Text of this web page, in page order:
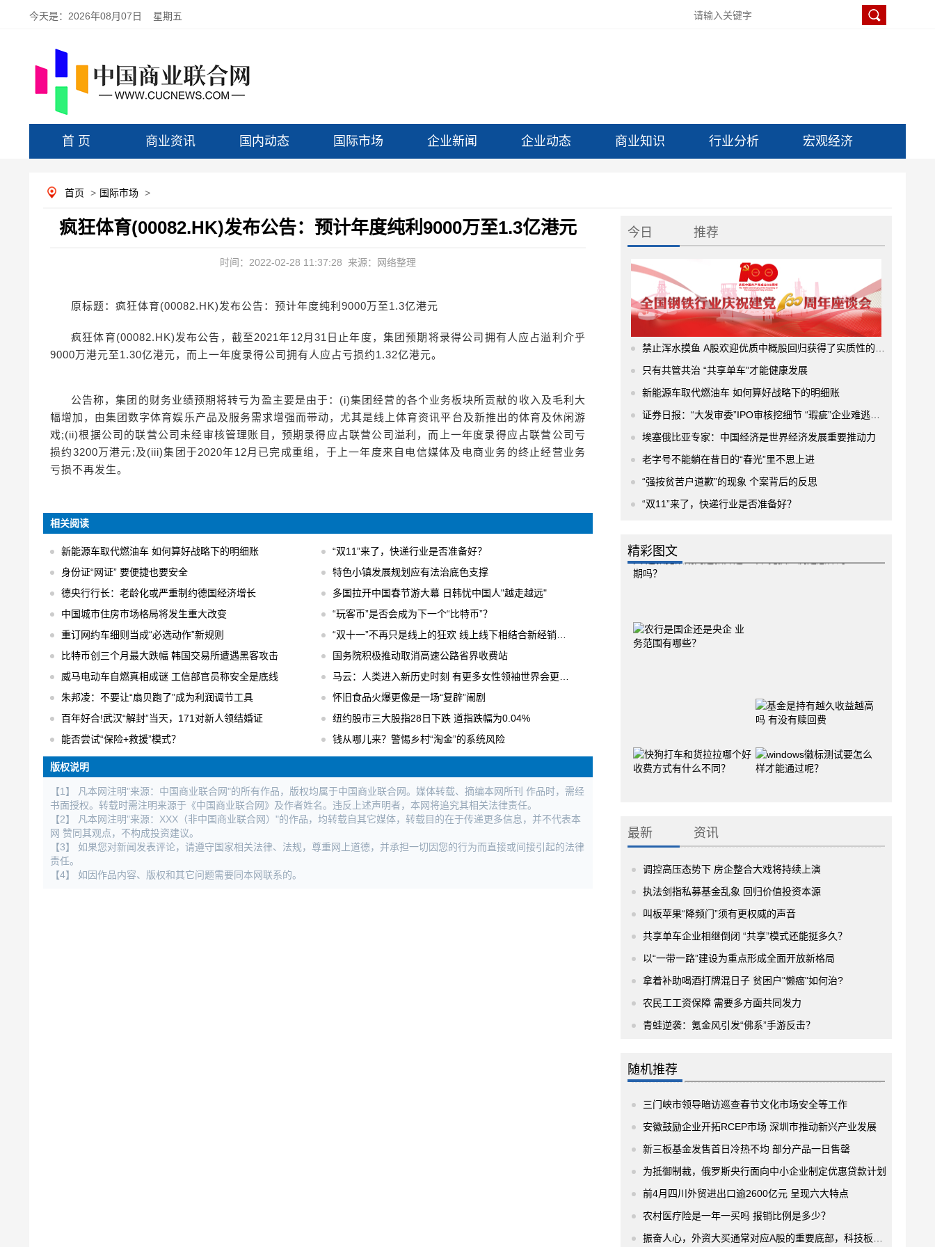
今天是： 2026年08月07日 星期五
首 页 商业资讯 国内动态 国际市场 企业新闻 企业动态 商业知识 行业分析 宏观经济
首页 > 国际市场 >
疯狂体育(00082.HK)发布公告：预计年度纯利9000万至1.3亿港元
时间：2022-02-28 11:37:28 来源：网络整理
原标题：疯狂体育(00082.HK)发布公告：预计年度纯利9000万至1.3亿港元
疯狂体育(00082.HK)发布公告，截至2021年12月31日止年度，集团预期将录得公司拥有人应占溢利介乎
9000万港元至1.30亿港元，而上一年度录得公司拥有人应占亏损约1.32亿港元。
公告称，集团的财务业绩预期将转亏为盈主要是由于：(i)集团经营的各个业务板块所贡献的收入及毛利大
幅增加，由集团数字体育娱乐产品及服务需求增强而带动，尤其是线上体育资讯平台及新推出的体育及休闲游
戏;(ii)根据公司的联营公司未经审核管理账目，预期录得应占联营公司溢利，而上一年度录得应占联营公司亏
损约3200万港元;及(iii)集团于2020年12月已完成重组，于上一年度来自电信媒体及电商业务的终止经营业务
亏损不再发生。
相关阅读
新能源车取代燃油车 如何算好战略下的明细账
“双11”来了，快递行业是否准备好？
身份证“网证” 要便捷也要安全
特色小镇发展规划应有法治底色支撑
德央行行长：老龄化或严重制约德国经济增长
多国拉开中国春节游大幕 日韩忧中国人"越走越远"
中国城市住房市场格局将发生重大改变
“玩客币”是否会成为下一个“比特币”？
重订网约车细则当成“必选动作”新规则
“双十一”不再只是线上的狂欢 线上线下相结合新经销模式
比特币创三个月最大跌幅 韩国交易所遭遇黑客攻击
国务院积极推动取消高速公路省界收费站
威马电动车自燃真相成谜 工信部官员称安全是底线
马云：人类进入新历史时刻 有更多女性领袖世界会更美好
朱邦凌：不要让“扇贝跑了”成为利润调节工具
怀旧食品火爆更像是一场“复辟”闹剧
百年好合!武汉“解封”当天，171对新人领结婚证
纽约股市三大股指28日下跌 道指跌幅为0.04%
能否尝试“保险+救援”模式？
钱从哪儿来？警惕乡村“淘金”的系统风险
版权说明
【1】 凡本网注明"来源：中国商业联合网"的所有作品，版权均属于中国商业联合网。媒体转载、摘编本网所刊 作品时，需经
书面授权。转载时需注明来源于《中国商业联合网》及作者姓名。违反上述声明者，本网将追究其相关法律责任。
【2】 凡本网注明"来源：XXX（非中国商业联合网）"的作品，均转载自其它媒体，转载目的在于传递更多信息，并不代表本
网 赞同其观点，不构成投资建议。
【3】 如果您对新闻发表评论，请遵守国家相关法律、法规，尊重网上道德，并承担一切因您的行为而直接或间接引起的法律
责任。
【4】 如因作品内容、版权和其它问题需要同本网联系的。
今日 推荐
禁止浑水摸鱼 A股欢迎优质中概股回归获得了实质性的进展
只有共管共治 “共享单车”才能健康发展
新能源车取代燃油车 如何算好战略下的明细账
证券日报：“大发审委”IPO审核挖细节 “瑕疵”企业难逃法眼
埃塞俄比亚专家：中国经济是世界经济发展重要推动力
老字号不能躺在昔日的“春光”里不思上进
“强按贫苦户道歉”的现象 个案背后的反思
“双11”来了，快递行业是否准备好？
精彩图文
最新 资讯
调控高压态势下 房企整合大戏将持续上演
执法剑指私募基金乱象 回归价值投资本源
叫板苹果“降频门”须有更权威的声音
共享单车企业相继倒闭 “共享”模式还能挺多久？
以“一带一路”建设为重点形成全面开放新格局
拿着补助喝酒打牌混日子 贫困户"懒癌"如何治?
农民工工资保障 需要多方面共同发力
青蛙逆袭：氪金风引发“佛系”手游反击？
随机推荐
三门峡市领导暗访巡查春节文化市场安全等工作
安徽鼓励企业开拓RCEP市场 深圳市推动新兴产业发展
新三板基金发售首日冷热不均 部分产品一日售罄
为抵御制裁，俄罗斯央行面向中小企业制定优惠贷款计划
前4月四川外贸进出口逾2600亿元 呈现六大特点
农村医疗险是一年一买吗 报销比例是多少？
振奋人心，外资大买通常对应A股的重要底部，科技板块重获垂青